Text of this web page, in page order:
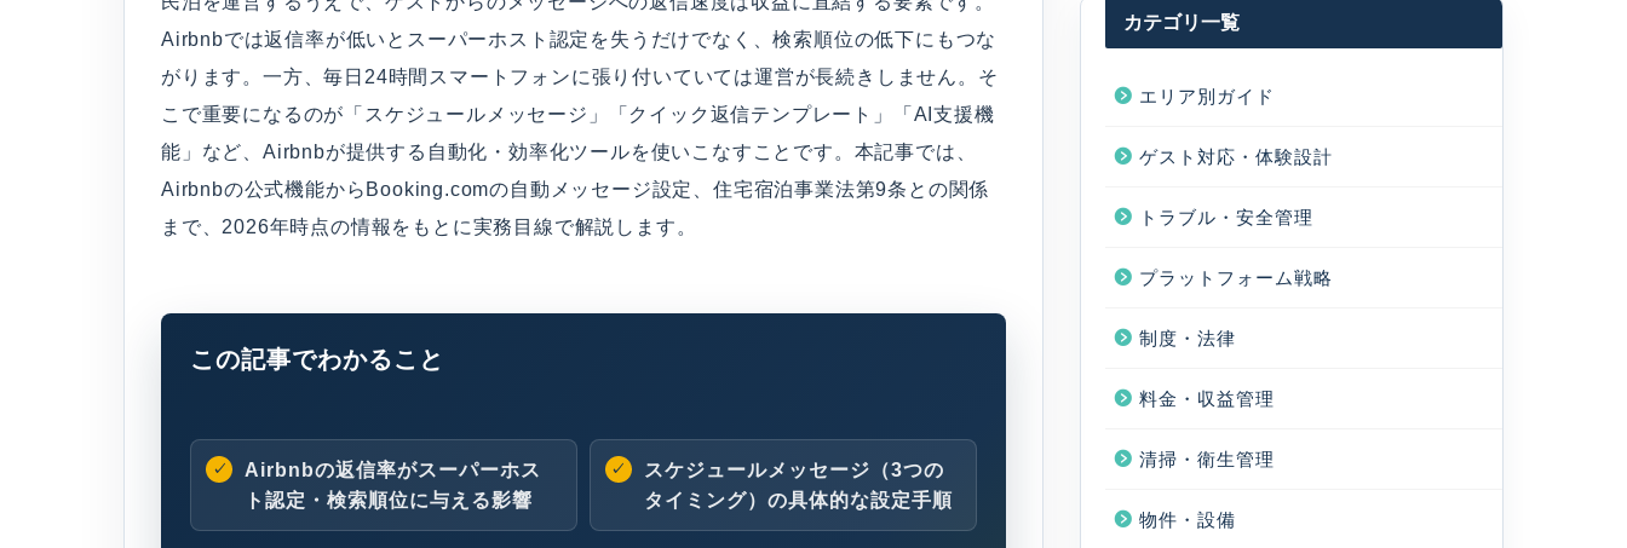
Airbnbでは返信率が低いとスーパーホスト認定を失うだけでなく、検索順位の低下にもつな
がります。一方、毎日24時間スマートフォンに張り付いていては運営が長続きしません。そ
こで重要になるのが「スケジュールメッセージ」「クイック返信テンプレート」「AI支援機
能」など、Airbnbが提供する自動化・効率化ツールを使いこなすことです。本記事では、
Airbnbの公式機能からBooking.comの自動メッセージ設定、住宅宿泊事業法第9条との関係
まで、2026年時点の情報をもとに実務目線で解説します。
この記事でわかること
Airbnbの返信率がスーパーホス
ト認定・検索順位に与える影響
スケジュールメッセージ（3つの
タイミング）の具体的な設定手順
カテゴリ一覧
エリア別ガイド
ゲスト対応・体験設計
トラブル・安全管理
プラットフォーム戦略
制度・法律
料金・収益管理
清掃・衛生管理
物件・設備